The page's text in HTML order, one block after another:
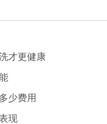
才更健康
少费用
现